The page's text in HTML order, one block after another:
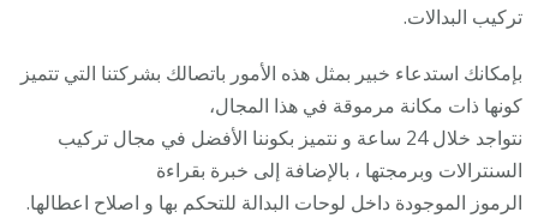
تركيب البدالات.
بإمكانك استدعاء خبير بمثل هذه الأمور باتصالك بشركتنا التي تتميز
كونها ذات مكانة مرموقة في هذا المجال،
نتواجد خلال 24 ساعة و نتميز بكوننا الأفضل في مجال تركيب
السنترالات وبرمجتها ، بالإضافة إلى خبرة بقراءة
الرموز الموجودة داخل لوحات البدالة للتحكم بها و اصلاح اعطالها.